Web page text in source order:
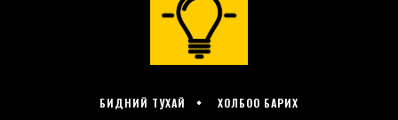
БИДНИЙ ТУХАЙ ХОЛБОО БАРИХ